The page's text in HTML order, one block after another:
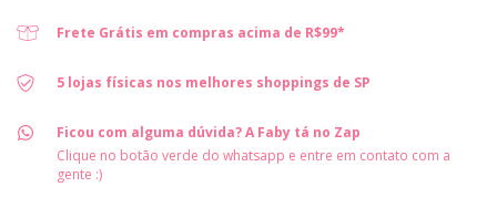
Frete Grátis em compras acima de R$99*
5 lojas físicas nos melhores shoppings de SP
Ficou com alguma dúvida? A Faby tá no Zap
Clique no botão verde do whatsapp e entre em contato com a
gente :)